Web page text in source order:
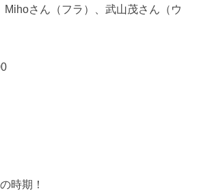
Mihoさん（フラ）、武山茂さん（ウ
時期！